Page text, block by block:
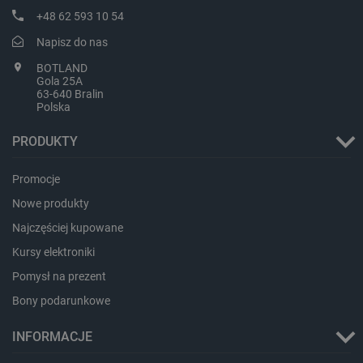
+48 62 593 10 54
Napisz do nas
BOTLAND
Gola 25A
63-640 Bralin
Polska
PRODUKTY
Promocje
Nowe produkty
Najczęściej kupowane
Kursy elektroniki
Pomysł na prezent
Bony podarunkowe
INFORMACJE